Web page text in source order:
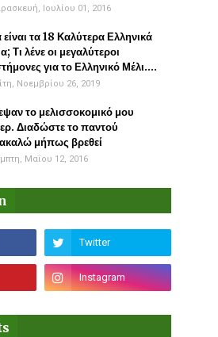
Ιουλίου 01, 2016
είναι τα 18 Καλύτερα Ελληνικά
Τι λένε οι μεγαλύτεροι
για το Ελληνικό Μέλι....
Νοεμβρίου 26, 2019
το μελισσοκομικό μου
Διαδώστε το παντού
μήπως βρεθεί
Μαΐου 12, 2016